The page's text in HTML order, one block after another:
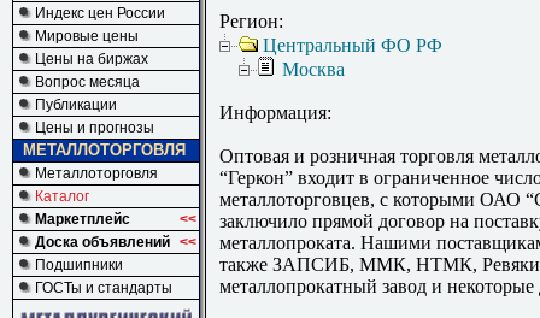
Индекс цен России
Мировые цены
Цены на биржах
Вопрос месяца
Публикации
Цены и прогнозы
МЕТАЛЛОТОРГОВЛЯ
Металлоторговля
Каталог
Маркетплейс
<<
Доска объявлений <<
Подшипники
ГОСТы и стандарты
Регион:
Центральный ФО РФ
Москва
Информация:
Оптовая и розничная торговля
“Геркон” входит в ограниченное
металлоторговцев, с которыми ОАО
заключило прямой договор на
металлопроката. Нашими
также ЗАПСИБ, ММК, НТМК,
металлопрокатный завод и некоторые